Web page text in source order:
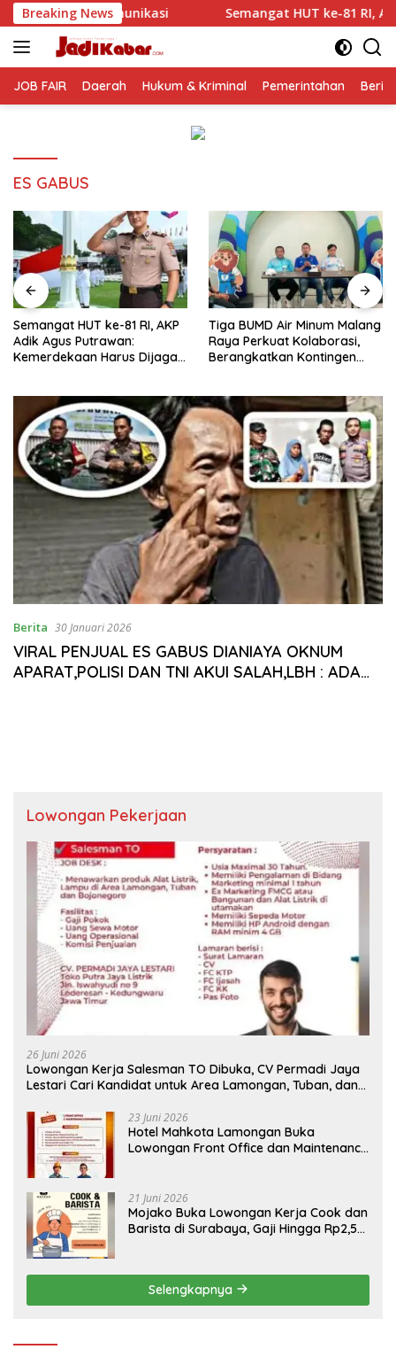
Langsung
ke
konten
Breaking NewsSemangat HUT ke-81 RI, AKP Adik Agus
JOB FAIR Daerah Hukum & Kriminal Pemerintahan
ES GABUS
Semangat HUT ke-81 RI, AKP
Adik Agus Putrawan:
Kemerdekaan Harus Dijaga
Tiga BUMD Air Minum Malang
Raya Perkuat Kolaborasi,
Berangkatkan Kontingen
Berita 30 Januari 2026
VIRAL PENJUAL ES GABUS DIANIAYA OKNUM
APARAT,POLISI DAN TNI AKUI SALAH,LBH : ADA
Lowongan Pekerjaan
26 Juni 2026
Lowongan Kerja Salesman TO Dibuka, CV Permadi Jaya
Lestari Cari Kandidat untuk Area Lamongan, Tuban, dan
23 Juni 2026
Hotel Mahkota Lamongan Buka
Lowongan Front Office dan Maintenance
21 Juni 2026
Mojako Buka Lowongan Kerja Cook dan
Barista di Surabaya, Gaji Hingga Rp2,5
Selengkapnya